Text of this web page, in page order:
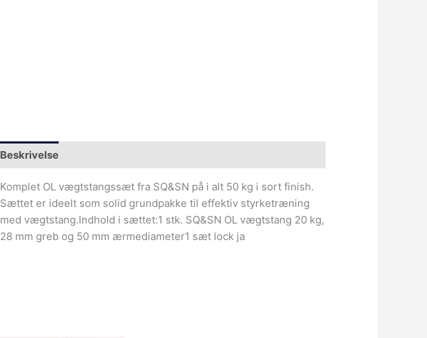
Beskrivelse
Komplet OL vægtstangssæt fra SQ&SN på i alt 50 kg i sort finish.
Sættet er ideelt som solid grundpakke til effektiv styrketræning
med vægtstang.Indhold i sættet:1 stk. SQ&SN OL vægtstang 20 kg,
28 mm greb og 50 mm ærmediameter1 sæt lock ja